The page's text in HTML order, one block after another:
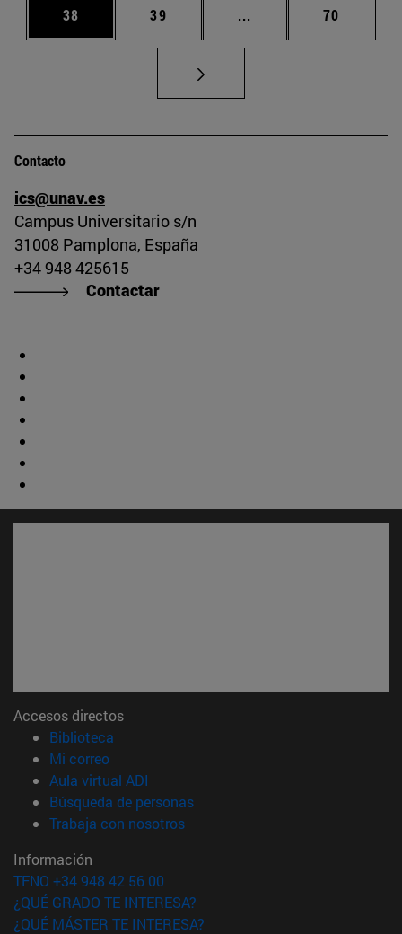
Página
38 Página
39 ... Páginas intermedias
Página
70
Contacto
ics@unav.es
Campus Universitario s/n
31008 Pamplona, España
+34 948 425615
Contactar
Accesos directos
Biblioteca
Mi correo(abre en nueva ventana)
Aula virtual ADI
Búsqueda de personas(abre en nueva ventana)
Trabaja con nosotros(abre en nueva ventana)
Información
TFNO +34 948 42 56 00
¿QUÉ GRADO TE INTERESA?
¿QUÉ MÁSTER TE INTERESA?